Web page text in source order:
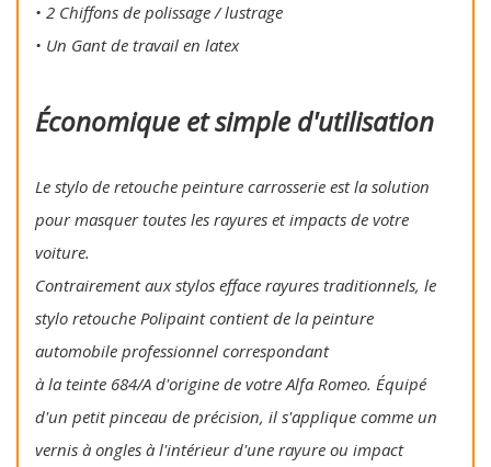
• 2 Chiffons de polissage / lustrage
• Un Gant de travail en latex
Économique et simple d'utilisation
Le stylo de retouche peinture carrosserie est la solution
pour masquer toutes les rayures et impacts de votre
voiture.
Contrairement aux stylos efface rayures traditionnels, le
stylo retouche Polipaint contient de la peinture
automobile professionnel correspondant
à la teinte 684/A d'origine de votre Alfa Romeo. Équipé
d'un petit pinceau de précision, il s'applique comme un
vernis à ongles à l'intérieur d'une rayure ou impact